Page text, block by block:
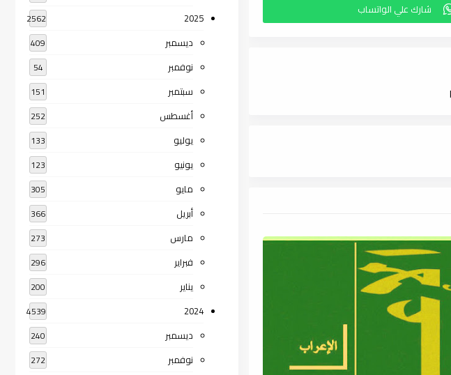
2025
2562
ديسمبر 409
نوفمبر 54
سبتمبر 151
أغسطس 252
يوليو 133
يونيو 123
مايو 305
أبريل 366
مارس 273
فبراير 296
يناير 200
2024
4539
ديسمبر 240
نوفمبر 272